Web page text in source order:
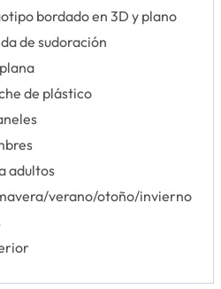
bordado en 3D y plano
de sudoración
de plástico
adultos
verano/otoño/invierno